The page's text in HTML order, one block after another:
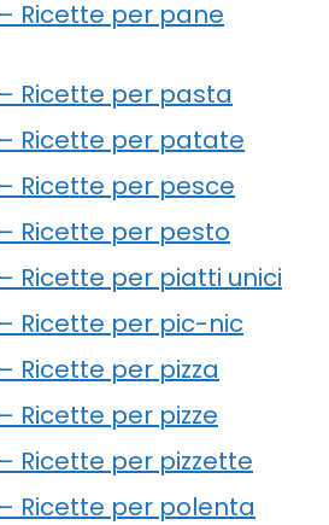
Ricette per pane
Ricette per pasta
Ricette per patate
Ricette per pesce
Ricette per pesto
Ricette per piatti unici
Ricette per pic-nic
Ricette per pizza
Ricette per pizze
Ricette per pizzette
Ricette per polenta